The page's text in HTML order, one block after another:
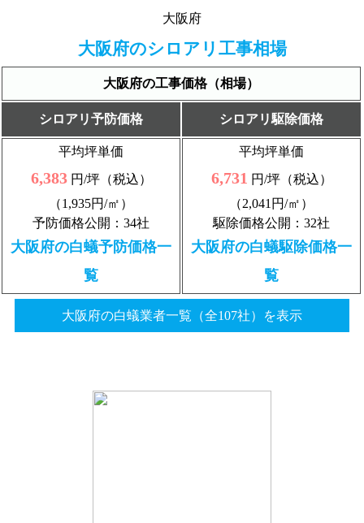
大阪府
大阪府のシロアリ工事相場
大阪府の工事価格（相場）
シロアリ予防価格 シロアリ駆除価格
平均坪単価
6,383円/坪（税込）
（1,935円/㎡）
予防価格公開：34社
大阪府の白蟻予防価格一
覧
平均坪単価
6,731 円/坪（税込）
（2,041円/㎡）
駆除価格公開：32社
大阪府の白蟻駆除価格一
覧
大阪府の白蟻業者一覧（全107社）を表示